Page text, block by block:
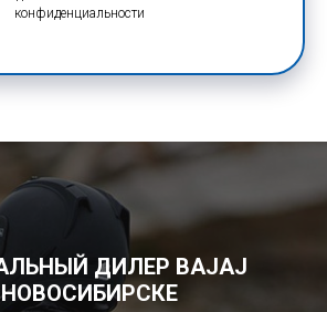
конфиденциальности
ДИЛЕР BAJAJ